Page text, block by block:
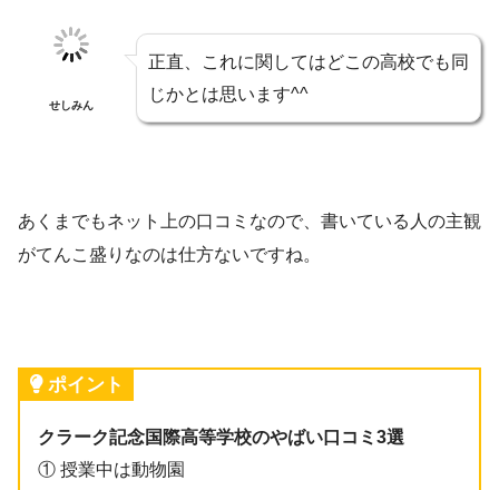
せしみん
正直、これに関してはどこの高校でも同
じかとは思います^^
あくまでもネット上の口コミなので、書いている人の主観
がてんこ盛りなのは仕方ないですね。
ポイント
クラーク記念国際高等学校のやばい口コミ3選
① 授業中は動物園